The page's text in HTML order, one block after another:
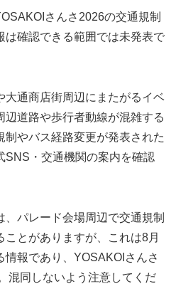
さんさ2026の交通規制
は確認できる範囲では未発表で
大通商店街周辺にまたがるイベ
辺道路や歩行者動線が混雑する
やバス経路変更が発表された
SNS・交通機関の案内を確認
パレード会場周辺で交通規制
とがありますが、これは8月
報であり、YOSAKOIさんさ
混同しないよう注意してくだ